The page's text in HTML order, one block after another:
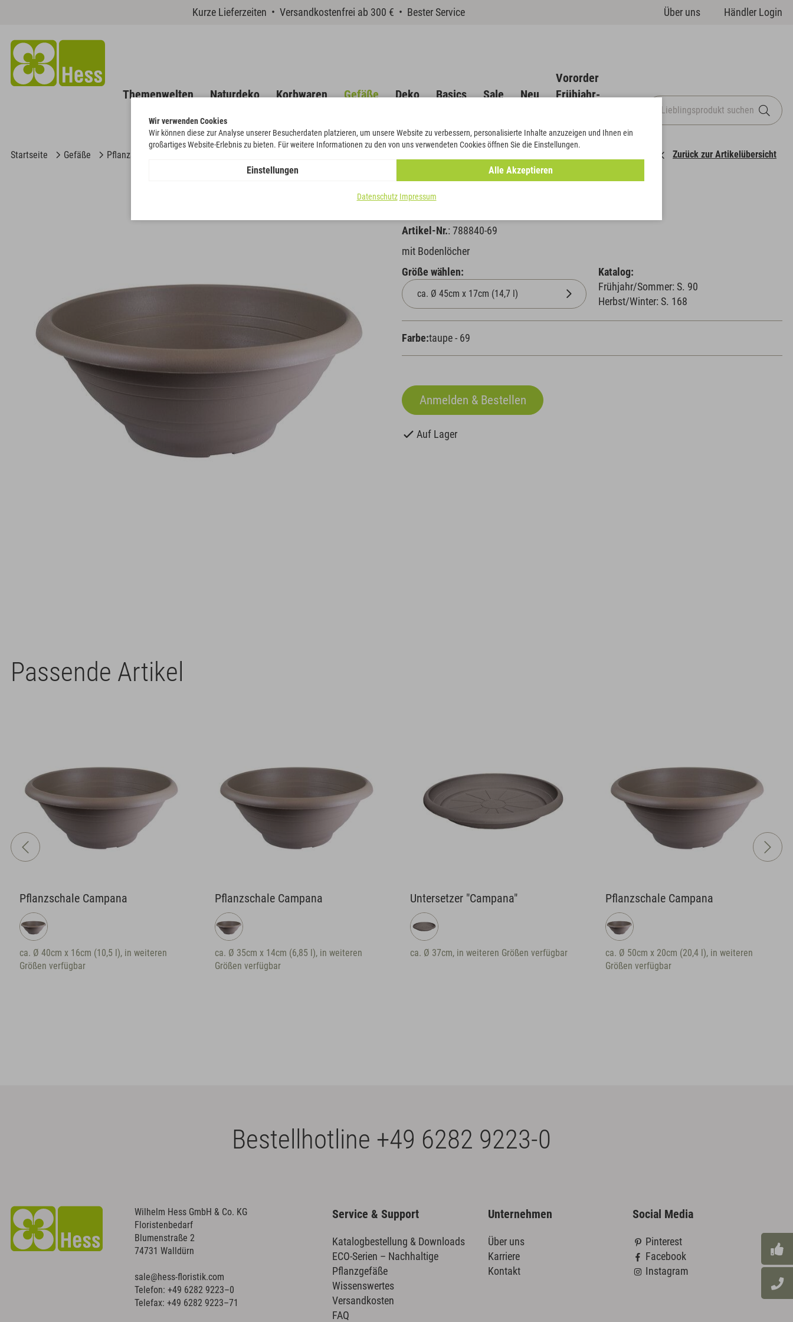
Kurze Lieferzeiten • Versandkostenfrei ab 300 € • Bester Service Über uns Händler Login
Themenwelten Naturdeko Korbwaren Gefäße Deko Basics Sale Neu
Vororder
Frühjahr-
Startseite Gefäße Pflanzschalen Zurück zur Artikelübersicht
Pflanzschale Campana
Artikel-Nr.: 788840-69
mit Bodenlöcher
Größe wählen:
Katalog:
Frühjahr/Sommer: S. 90
Herbst/Winter: S. 168
Farbe:taupe - 69
Auf Lager
Passende Artikel
Pflanzschale Campana
ca. Ø 40cm x 16cm (10,5 l), in weiteren
Größen verfügbar
Pflanzschale Campana
ca. Ø 35cm x 14cm (6,85 l), in weiteren
Größen verfügbar
Untersetzer "Campana"
ca. Ø 37cm, in weiteren Größen verfügbar
Pflanzschale Campana
ca. Ø 50cm x 20cm (20,4 l), in weiteren
Größen verfügbar
Bestellhotline +49 6282 9223-0
Wilhelm Hess GmbH & Co. KG
Floristenbedarf
Blumenstraße 2
74731 Walldürn
sale@hess-floristik.com
Telefon: +49 6282 9223–0
Telefax: +49 6282 9223–71
Service & Support
Katalogbestellung & Downloads
ECO-Serien – Nachhaltige
Pflanzgefäße
Wissenswertes
Versandkosten
FAQ
Unternehmen
Über uns
Karriere
Kontakt
Social Media
Pinterest
Facebook
Instagram
Wir verwenden Cookies
Wir können diese zur Analyse unserer Besucherdaten platzieren, um unsere Website zu verbessern, personalisierte Inhalte anzuzeigen und Ihnen ein
großartiges Website-Erlebnis zu bieten. Für weitere Informationen zu den von uns verwendeten Cookies öffnen Sie die Einstellungen.
Einstellungen Alle Akzeptieren
Datenschutz Impressum